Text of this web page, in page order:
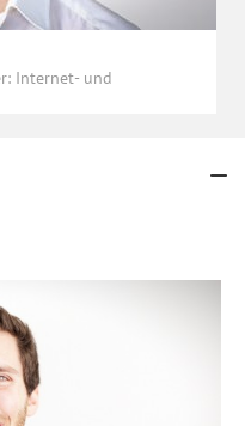
Internet- und